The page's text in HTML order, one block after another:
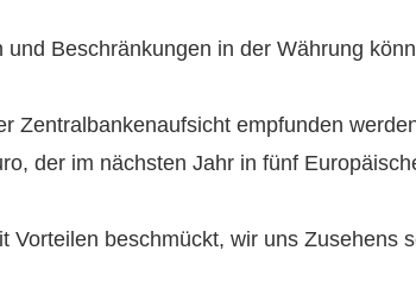
und Beschränkungen in der Währung
Zentralbankenaufsicht empfunden
der im nächsten Jahr in fünf
Vorteilen beschmückt, wir uns Zusehens